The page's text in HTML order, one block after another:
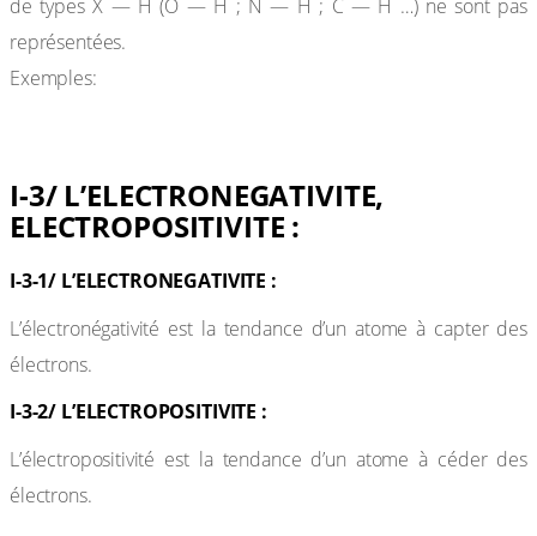
de types X — H (O — H ; N — H ; C — H …) ne sont pas
représentées.
Exemples:
I-3/ L’ELECTRONEGATIVITE,
ELECTROPOSITIVITE :
I-3-1/ L’ELECTRONEGATIVITE :
L’électronégativité est la tendance d’un atome à capter des
électrons.
I-3-2/ L’ELECTROPOSITIVITE :
L’électropositivité est la tendance d’un atome à céder des
électrons.